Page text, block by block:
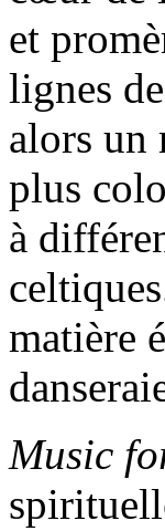
et
lignes
alors un
plus
à
matière
Music